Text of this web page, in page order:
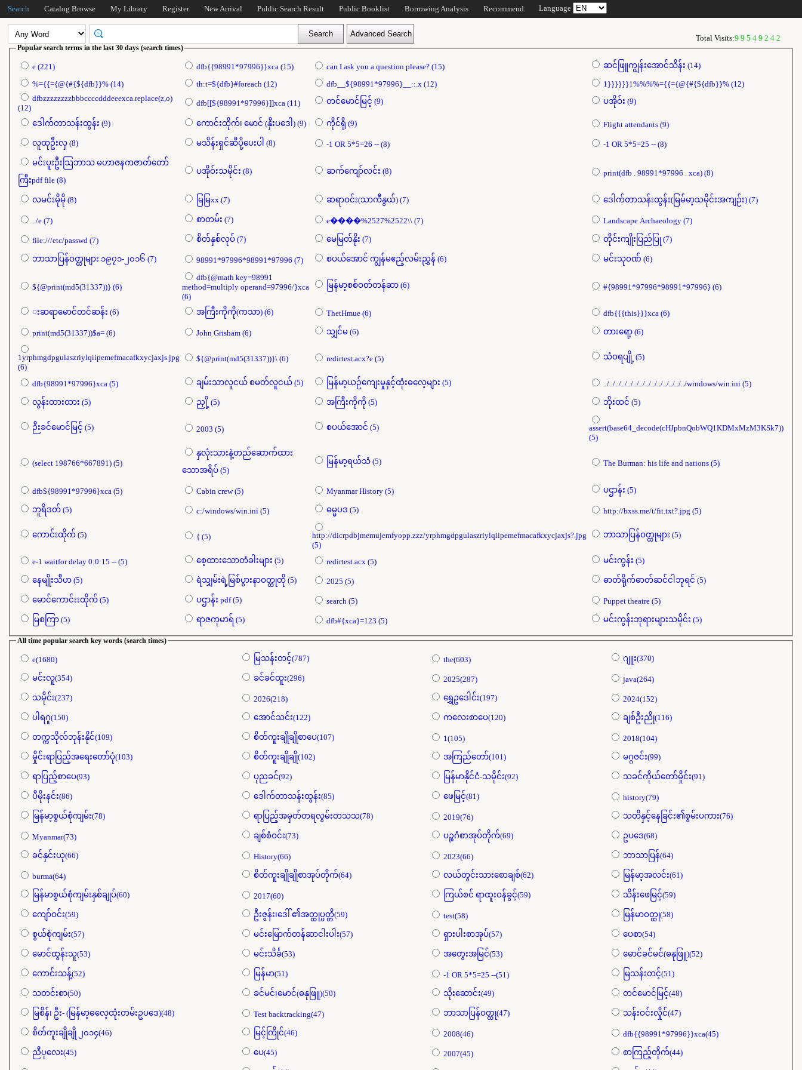
Search Catalog Browse My Library Register New Arrival Public Search Result Public Booklist Borrowing Analysis Recommend Language
Total Visits:99549242
Popular search terms in the last 30 days (search times)
e (221) dfb{{98991*97996}}xca (15) can I ask you a question please? (15) ဆင်ဖြူကျွန်းအောင်သိန်း (14)
%={{={@{#{${dfb}}% (14) th:t=${dfb}#foreach (12) dfb__${98991*97996}__::.x (12)
1}}}}}}1%%%%={{={@{#{${dfb}}% (12)
dfbzzzzzzzzbbbccccdddeeexca.replace(z,o)
(12)
dfb[[${98991*97996}]]xca (11) တင်မောင်မြင့် (9) ပအိုဝ်း (9)
ဒေါက်တာသန်းထွန်း (9) ကောင်းထိုက်၊ မောင် (နှီးပဒေါ) (9) ကိုင်ရို (9) Flight attendants (9)
လူထုဦးလှ (8) မသိန်းရှင်ဆီပို့ပေးပါ (8) -1 OR 5*5=26 -- (8) -1 OR 5*5=25 -- (8)
မင်းပူးဦးဩဘာသ မဟာဇနကဇာတ်တော်
ကြီးpdf file (8)
ပအိုဝ်းသမိုင်း (8) ဆက်ကျော်လင်း (8) print(dfb . 98991*97996 . xca) (8)
လမင်းမိုမို (8) မြမြxx (7) ဆရာဝင်း(သာကီနွယ်) (7) ဒေါက်တာသန်းထွန်း(မြမ်မာ့သမိုင်းအကျဉ်း) (7)
../e (7) စာတမ်း (7) e����%2527%2522\\ (7) Landscape Archaeology (7)
file:///etc/passwd (7) စိတ်နှစ်လုပ် (7) မေမြတ်နိုး (7) တိုင်းကျိုးပြည်ပြု (7)
ဘာသာပြန်ဝတ္ထုများ ၁၉၇၁-၂၀၁၆ (7) 98991*97996*98991*97996 (7) စပယ်​အောင် ကျွန်မဧည့်လမ်းညွှန် (6) မင်းသုဝဏ် (6)
${@print(md5(31337))} (6)
dfb{@math key=98991
method=multiply operand=97996/}xca
(6)
မြန်မာ့စစ်ဝတ်တန်ဆာ (6) #{98991*97996*98991*97996} (6)
းဆရာမောင်တင်ဆန်း (6) အကြီးကိုကို(ကသာ) (6) ThetHmue (6) dfb{{{this}}}xca (6)
print(md5(31337))$a= (6) John Grisham (6) သျှင်မ (6) တားရော့ (6)
1yrphmgdpgulaszriylqiipemefmacafkxycjaxjs.jpg
(6)
${@print(md5(31337))}\ (6) redirtest.acx?e (5) သံဝရပျို့ (5)
dfb{98991*97996}xca (5) ချမ်းသာလူငယ် စမတ်လူငယ် (5) မြန်မာ့ယဉ်ကျေးမှုနှင့်ထုံးဓလေ့များ (5) ../../../../../../../../../../../../../../windows/win.ini (5)
လွန်းထားထား (5) ညှို့ (5) အကြီးကိုကို (5) ဘိုးထင် (5)
ဉီးခင်မောင်မြင့် (5) 2003 (5) စပယ်​အောင် (5)
assert(base64_decode(cHJpbnQobWQ1KDMxMzM3KSk7))
(5)
(select 198766*667891) (5)
နှလုံးသားနဲ့တည်ဆောက်ထား
သောအရိပ် (5)
မြန်မာ့ရယ်သံ (5) The Burman: his life and nations (5)
dfb${98991*97996}xca (5) Cabin crew (5) Myanmar History (5) ပဌာန်း (5)
ဘူရိဒတ် (5) c:/windows/win.ini (5) ဓမ္မပဒ (5) http://bxss.me/t/fit.txt?.jpg (5)
ကောင်းထိုက် (5) { (5)
http://dicrpdbjmemujemfyopp.zzz/yrphmgdpgulaszriylqiipemefmacafkxycjaxjs?.jpg
(5)
ဘာသာပြန်ဝတ္ထုများ (5)
e-1 waitfor delay 0:0:15 -- (5) စေ့ထားသောတံခါးများ (5) redirtest.acx (5) မင်းကွန်း (5)
နေမျိုးသီဟ (5) ရဲသျှမ်းရဲ့မြစ်ပွားနာဝတ္ထုတို (5) 2025 (5) ဓာတ်ရိုက်ဓာတ်ဆင်ငါဘုရင် (5)
မောင်ကောင်းးထိုက် (5) ပဌာန်း pdf (5) search (5) Puppet theatre (5)
မြစကြာ (5) ရာဇကုမာရ် (5) dfb#{xca}=123 (5) မင်းကွန်းဘုရားများသမိုင်း (5)
All time popular search key words (search times)
e(1680) မြသန်းတင့်(787) the(603) ဂျူး(370)
မင်းလူ(354) ခင်ခင်ထူး(296) 2025(287) java(264)
သမိုင်း(237) 2026(218) ရွှေဥဒေါင်း(197) 2024(152)
ပါရဂူ(150) အောင်သင်း(122) ကလေးစာပေ(120) ချစ်ဦးညို(116)
တက္ကသိုလ်ဘုန်းနိုင်(109) စိတ်ကူးချိုချိုစာပေ(107) 1(105) 2018(104)
မှိုင်းရာပြည့်အရေးတော်ပုံ(103) စိတ်ကူးချိုချို(102) အကြည်တော်(101) မဂ္ဂဇင်း(99)
ရာပြည့်စာပေ(93) ပုညခင်(92) မြန်မာနိုင်ငံ-သမိုင်း(92) သခင်ကိုယ်တော်မှိုင်း(91)
ပီမိုးနင်း(86) ဒေါက်တာသန်းထွန်း(85) ဖေမြင့်(81) history(79)
မြန်မာ့စွယ်စုံကျမ်း(78) ရာပြည့်အမှတ်တရလွမ်းတသသ(78) 2019(76) သတိနှင့်နေခြင်း၏စွမ်းပကား(76)
Myanmar(73) ချစ်စံဝင်း(73) ပဉ္စဂံစာအုပ်တိုက်(69) ဥပဒေ(68)
ခင်နှင်းယု(66) History(66) 2023(66) ဘာသာပြန်(64)
burma(64) စိတ်ကူးချိုချိုစာအုပ်တိုက်(64) လယ်တွင်းသားစောချစ်(62) မြန်မာ့အလင်း(61)
မြန်မာစွယ်စုံကျမ်းနှစ်ချုပ်(60) 2017(60) ကြယ်စင် ရာထူးဝန်ခွင့်(59) သိန်းဖေမြင့်(59)
ကျော်ဝင်း(59) ဦးဇွန်း၊ဒေါ် ၏အတ္ထုပ္ပတ္တိ(59) test(58) မြန်မာဝတ္ထု(58)
စွယ်စုံကျမ်း(57) မင်းမြောက်တန်ဆာငါးပါး(57) ရှားပါးစာအုပ်(57) ပေစာ(54)
မောင်ထွန်းသူ(53) မင်းသိင်္ခ(53) အတွေးအမြင်(53) မောင်ခင်မင်(ဓနုဖြူ)(52)
ကောင်းသန့်(52) မြန်မာ(51) -1 OR 5*5=25 --(51) မြသန်းတင့်(51)
သတင်းစာ(50) ခင်မင်၊မောင်(ဓနုဖြူ)(50) သိုးဆောင်း(49) တင်မောင်မြင့်(48)
မြစိန်၊ ဦး- (မြန်မာ့ဓလေ့ထုံးတမ်းဥပဒေ)(48) Test backtracking(47) ဘာသာပြန်ဝတ္ထု(47) သန်းဝင်းလှိုင်(47)
စိတ်ကူးချိုချို ၂၀၁၄(46) မြင့်ကြိုင်(46) 2008(46) dfb{{98991*97996}}xca(45)
ညီပုလေး(45) ပေ(45) 2007(45) စာကြည့်တိုက်(44)